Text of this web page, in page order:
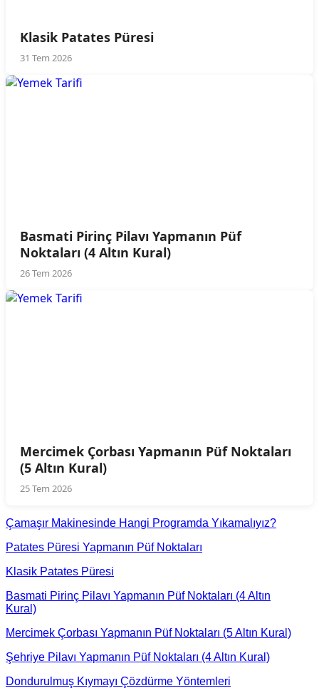
Klasik Patates Püresi
31 Tem 2026
Basmati Pirinç Pilavı Yapmanın Püf
Noktaları (4 Altın Kural)
26 Tem 2026
Mercimek Çorbası Yapmanın Püf Noktaları
(5 Altın Kural)
25 Tem 2026
Çamaşır Makinesinde Hangi Programda Yıkamalıyız?
Patates Püresi Yapmanın Püf Noktaları
Klasik Patates Püresi
Basmati Pirinç Pilavı Yapmanın Püf Noktaları (4 Altın
Kural)
Mercimek Çorbası Yapmanın Püf Noktaları (5 Altın Kural)
Şehriye Pilavı Yapmanın Püf Noktaları (4 Altın Kural)
Dondurulmuş Kıymayı Çözdürme Yöntemleri